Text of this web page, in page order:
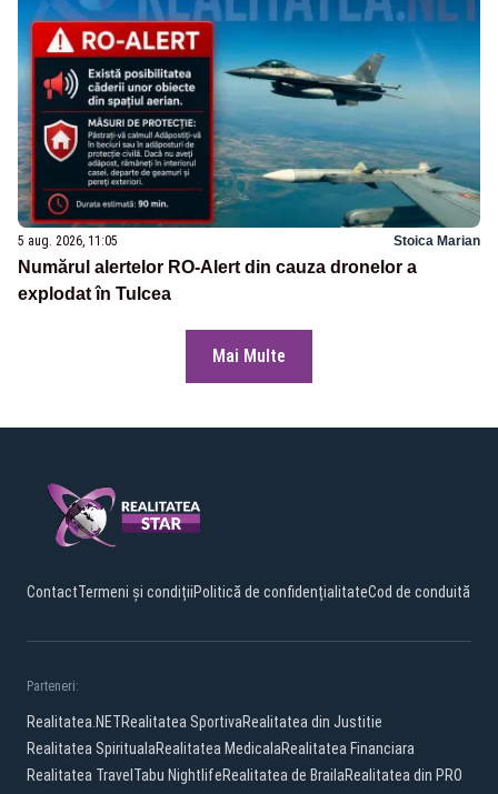
5 aug. 2026, 11:05 Stoica Marian
Numărul alertelor RO-Alert din cauza dronelor a
explodat în Tulcea
Mai Multe
ContactTermeni și condițiiPolitică de confidențialitateCod de conduită
Parteneri:
Realitatea.NETRealitatea SportivaRealitatea din Justitie
Realitatea SpiritualaRealitatea MedicalaRealitatea Financiara
Realitatea Travel Tabu NightlifeRealitatea de BrailaRealitatea din PRO